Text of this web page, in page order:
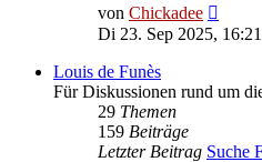
von Chickadee
Beitrag
Di 23. Sep 2025, 16:21
Louis de Funès
Für Diskussionen rund um
29 Themen
159 Beiträge
Letzter Beitrag Suche